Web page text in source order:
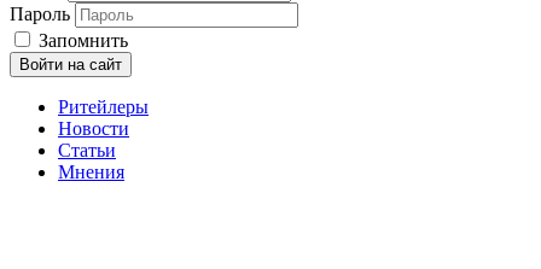
Пароль
Запомнить
Войти на сайт
Ритейлеры
Новости
Статьи
Мнения